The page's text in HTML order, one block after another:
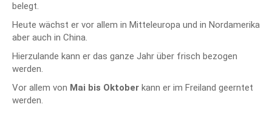
belegt.
Heute wächst er vor allem in Mitteleuropa und in Nordamerika
aber auch in China.
Hierzulande kann er das ganze Jahr über frisch bezogen
werden.
Vor allem von Mai bis Oktober kann er im Freiland geerntet
werden.